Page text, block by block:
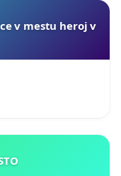
v mestu heroj v
MESTO